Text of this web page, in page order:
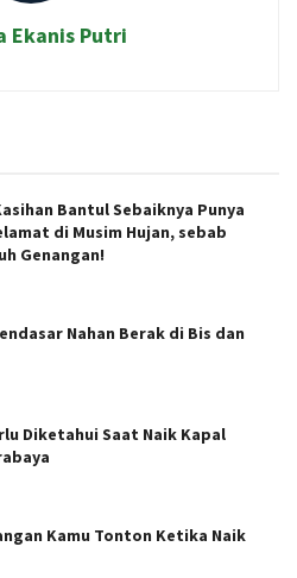
Ekanis Putri
Bantul Sebaiknya Punya
di Musim Hujan, sebab
Genangan!
Nahan Berak di Bis dan
Diketahui Saat Naik Kapal
Kamu Tonton Ketika Naik